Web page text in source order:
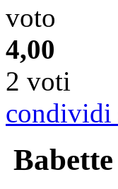
voto
4,00
2 voti
condividi